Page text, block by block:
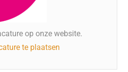
op onze website.
te plaatsen